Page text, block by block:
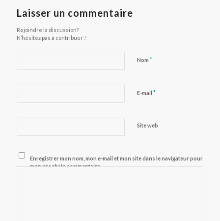
Laisser un commentaire
Rejoindre la discussion?
N’hésitez pas à contribuer !
Nom *
E-mail *
Site web
Enregistrer mon nom, mon e-mail et mon site dans le navigateur pour
mon prochain commentaire.